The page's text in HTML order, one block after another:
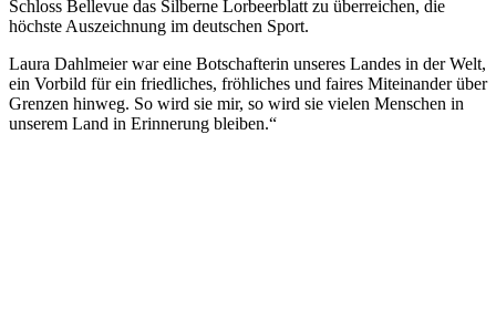
Schloss Bellevue das Silberne Lorbeerblatt zu überreichen, die
höchste Auszeichnung im deutschen Sport.
Laura Dahlmeier war eine Botschafterin unseres Landes in der Welt,
ein Vorbild für ein friedliches, fröhliches und faires Miteinander über
Grenzen hinweg. So wird sie mir, so wird sie vielen Menschen in
unserem Land in Erinnerung bleiben.“